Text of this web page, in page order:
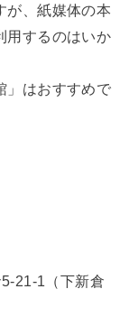
が、紙媒体の本
用するのはいか
」はおすすめで
21-1（下新倉